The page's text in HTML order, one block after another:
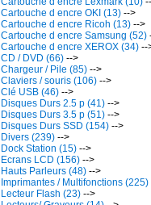
Cartouche d encre OKI (13) -->
Cartouche d encre Ricoh (13) -->
Cartouche d encre Samsung (52)
Cartouche d encre XEROX (34) --
CD / DVD (66) -->
Chargeur / Pile (85) -->
Claviers / souris (106) -->
Clé USB (46) -->
Disques Durs 2.5 p (41) -->
Disques Durs 3.5 p (51) -->
Disques Durs SSD (154) -->
Divers (239) -->
Dock Station (15) -->
Ecrans LCD (156) -->
Hauts Parleurs (48) -->
Imprimantes / Multifonctions (225)
Lecteur Flash (23) -->